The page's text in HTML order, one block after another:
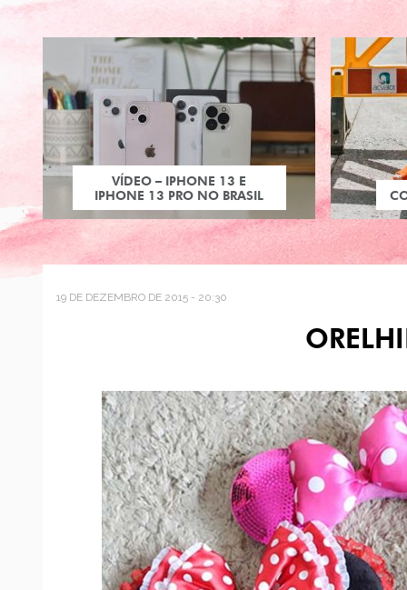
VÍDEO – IPHONE 13 E
IPHONE 13 PRO NO BRASIL
19 DE DEZEMBRO DE 2015 - 20:30